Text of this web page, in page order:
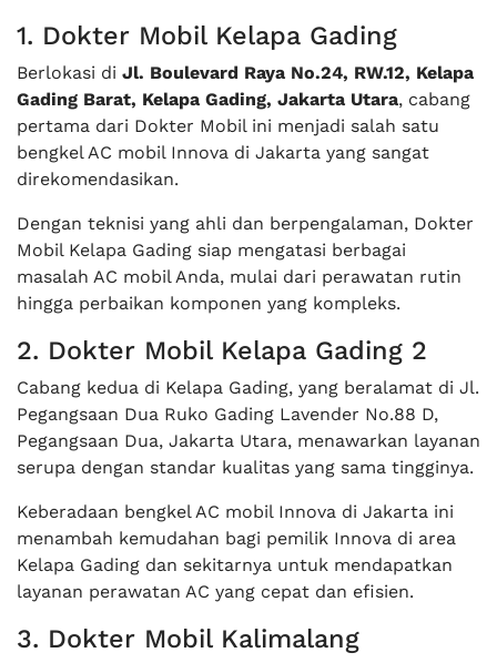
1. Dokter Mobil Kelapa Gading
Berlokasi di Jl. Boulevard Raya No.24, RW.12, Kelapa
Gading Barat, Kelapa Gading, Jakarta Utara, cabang
pertama dari Dokter Mobil ini menjadi salah satu
bengkel AC mobil Innova di Jakarta yang sangat
direkomendasikan.
Dengan teknisi yang ahli dan berpengalaman, Dokter
Mobil Kelapa Gading siap mengatasi berbagai
masalah AC mobil Anda, mulai dari perawatan rutin
hingga perbaikan komponen yang kompleks.
2. Dokter Mobil Kelapa Gading 2
Cabang kedua di Kelapa Gading, yang beralamat di Jl.
Pegangsaan Dua Ruko Gading Lavender No.88 D,
Pegangsaan Dua, Jakarta Utara, menawarkan layanan
serupa dengan standar kualitas yang sama tingginya.
Keberadaan bengkel AC mobil Innova di Jakarta ini
menambah kemudahan bagi pemilik Innova di area
Kelapa Gading dan sekitarnya untuk mendapatkan
layanan perawatan AC yang cepat dan efisien.
3. Dokter Mobil Kalimalang